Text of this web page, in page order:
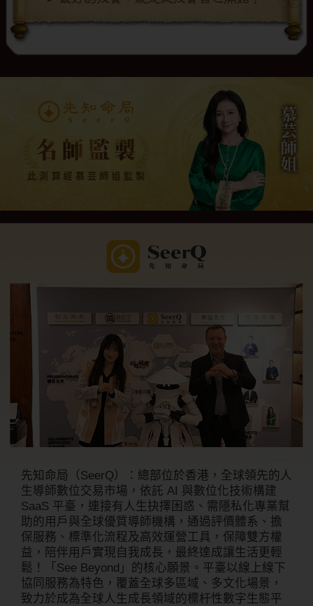
先知命局（SeerQ）：總部位於香港，全球領先的人
生導師數位交易市場，依託 AI 與數位化技術構建
SaaS 平臺，連接有人生抉擇困惑、需隱私化專業幫
助的用戶與全球優質導師機構，通過評價體系、擔
保服務、標準化流程及高效運營工具，保障雙方權
益，陪伴用戶實現自我成長，最終達成讓生活更輕
鬆！「See Beyond」的核心願景。平臺以線上線下
協同服務為特色，覆蓋全球多區域、多文化場景，
致力於成為全球人生成長領域的標杆性數字生態平